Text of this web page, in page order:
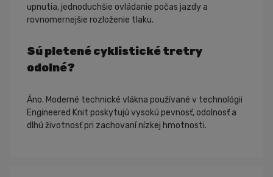
upnutia, jednoduchšie ovládanie počas jazdy a
rovnomernejšie rozloženie tlaku.
Sú pletené cyklistické tretry
odolné?
Áno. Moderné technické vlákna používané v technológii
Engineered Knit poskytujú vysokú pevnosť, odolnosť a
dlhú životnosť pri zachovaní nízkej hmotnosti.